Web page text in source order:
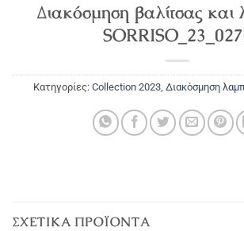
Διακόσμηση βαλίτσας
Κατηγορίες: Collection 2023, Διακόσμηση
ΣΧΕΤΙΚΆ ΠΡΟΪΌΝΤΑ